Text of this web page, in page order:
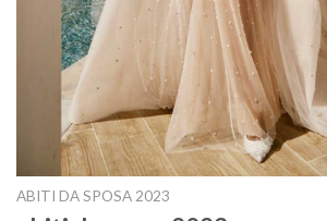
ABITI DA SPOSA 2023